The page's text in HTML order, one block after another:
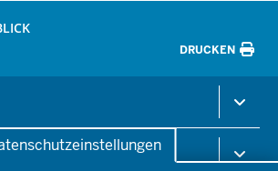
DRUCKEN